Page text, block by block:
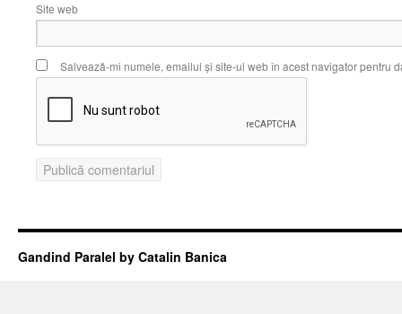
Site web
Salvează-mi numele, emailul și site-ul web în acest navigator pentru
Gandind Paralel by Catalin Banica